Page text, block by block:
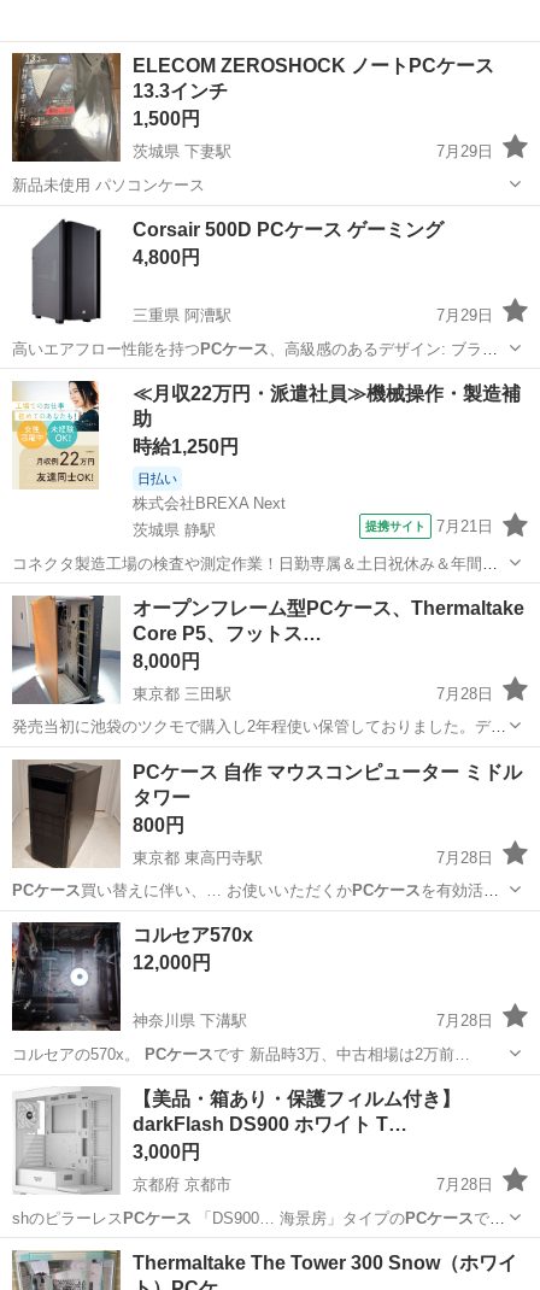
ELECOM ZEROSHOCK ノートPCケース
13.3インチ
1,500円
茨城県 下妻駅
7月29日
新品未使用 パソコンケース
Corsair 500D PCケース ゲーミング
4,800円
三重県 阿漕駅
7月29日
高いエアフロー性能を持つ PCケース 、​高級感のあるデザイン: ブラッ
シ…
三重 津市 阿漕駅 PCパーツ PCケース
≪月収22万円・派遣社員≫機械操作・製造補
助
時給1,250円
日払い
株式会社BREXA Next
茨城県 静駅
提携サイト 7月21日
コネクタ製造工場の検査や測定作業！日勤専属＆土日祝休み＆年間休
日128日★クリーンルーム内作業★マイカー通勤OK＆無料駐車場あり
★就業先食堂利用可！日払い制度あり！《茨城県常陸大宮市》 人気の
工場のお仕事 ◇コネクタ製造工...
茨城 常陸大宮市 その他
オープンフレーム型PCケース、Thermaltake
Core P5、フットス…
8,000円
東京都 三田駅
7月28日
発売当初に池袋のツクモで購入し2年程使い保管しておりました。デス
クトップPC整理に伴い出品致します。 付属品は全て揃っております。
ネジはマニュアルにあるものを確認して数が足りないものがありま
す。組み立てには支障ございません...
東京 港区 PCパーツ
PCケース 自作 マウスコンピューター ミドル
タワー
800円
東京都 東高円寺駅
7月28日
PCケース買い替えに伴い、… お使いいただくかPCケースを有効活用
考えら…
東京 杉並区
PCケース
コルセア570x
12,000円
神奈川県 下溝駅
7月28日
コルセアの570x。
PCケース です 新品時3万、中古相場は2万前…
神奈川 厚木市 下溝駅 PCパーツ
【美品・箱あり・保護フィルム付き】
darkFlash DS900 ホワイト T…
3,000円
京都府 京都市
7月28日
shのピラーレス PCケース 「DS900… 海景房」タイプのPCケースで
す。 内部が… ません。 中古PCケースのため、組み立て… 【付属品】
・PCケース本体 ・強化ガ…
京都 京都市
Thermaltake The Tower 300 Snow（ホワイ